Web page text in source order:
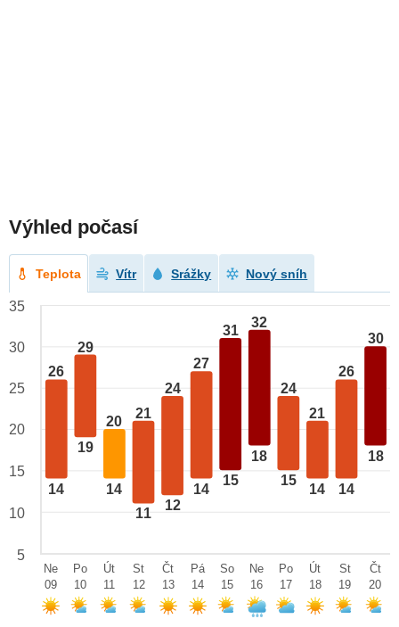
Výhled počasí
Teplota Vítr Srážky Nový sníh
26
14
29
19
20
14
21
11
24
12
27
14
31
15
32
18
24
15
21
14
26
14
30
18
35
30
25
20
15
10
5
Ne
09
Po
10
Út
11
St
12
Čt
13
Pá
14
So
15
Ne
16
Po
17
Út
18
St
19
Čt
20